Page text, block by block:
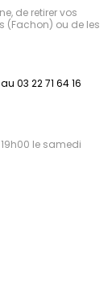
de retirer vos
(Fachon) ou de les
03 22 71 64 16
le samedi